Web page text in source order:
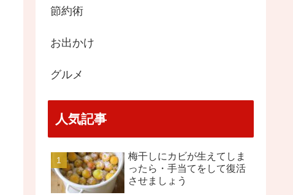
節約術
お出かけ
グルメ
人気記事
梅干しにカビが生えてしま
ったら・手当てをして復活
させましょう